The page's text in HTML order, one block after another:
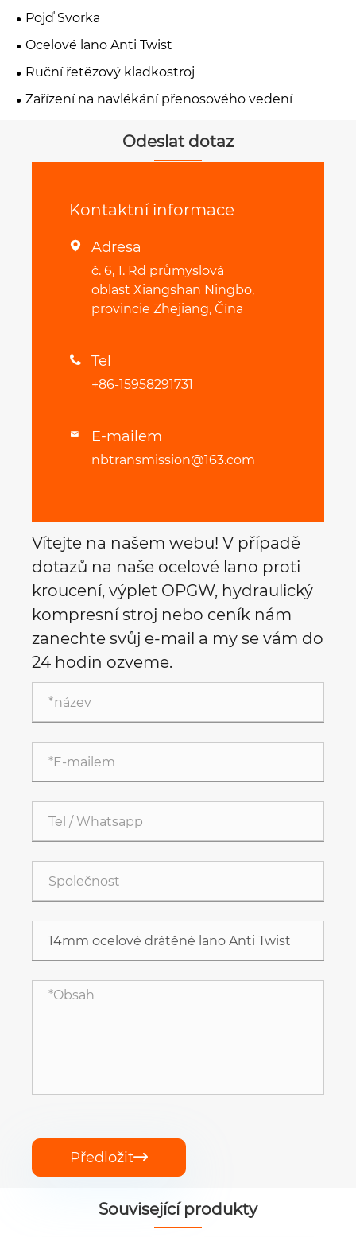
Pojď Svorka
Ocelové lano Anti Twist
Ruční řetězový kladkostroj
Zařízení na navlékání přenosového vedení
Odeslat dotaz
Kontaktní informace
 Adresa
č. 6, 1. Rd průmyslová
oblast Xiangshan Ningbo,
provincie Zhejiang, Čína
 Tel
+86-15958291731
 E-mailem
nbtransmission@163.com
Vítejte na našem webu! V případě
dotazů na naše ocelové lano proti
kroucení, výplet OPGW, hydraulický
kompresní stroj nebo ceník nám
zanechte svůj e-mail a my se vám do
24 hodin ozveme.
Předložit
Související produkty